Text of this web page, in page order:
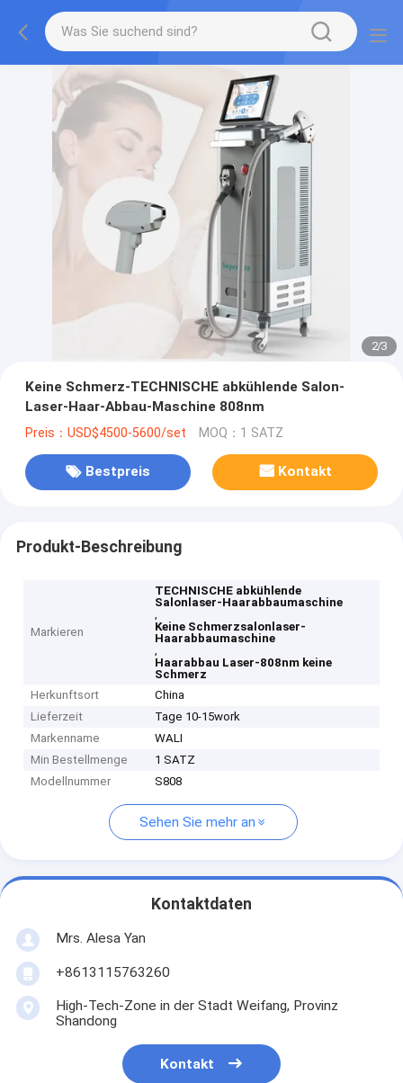
2/3
Keine Schmerz-TECHNISCHE abkühlende Salon-
Laser-Haar-Abbau-Maschine 808nm
Preis：USD$4500-5600/set MOQ：1 SATZ
Bestpreis Kontakt
Produkt-Beschreibung
Markieren
TECHNISCHE abkühlende
Salonlaser-Haarabbaumaschine
,
Keine Schmerzsalonlaser-
Haarabbaumaschine
,
Haarabbau Laser-808nm keine
Schmerz
Herkunftsort
China
Lieferzeit
Tage 10-15work
Markenname
WALI
Min Bestellmenge
1 SATZ
Modellnummer
S808
Sehen Sie mehr an
Kontaktdaten
Mrs. Alesa Yan
+8613115763260
High-Tech-Zone in der Stadt Weifang, Provinz
Shandong
Kontakt